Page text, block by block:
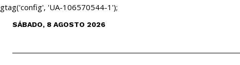
gtag('config', 'UA-106570544-1');
SÁBADO, 8 AGOSTO 2026